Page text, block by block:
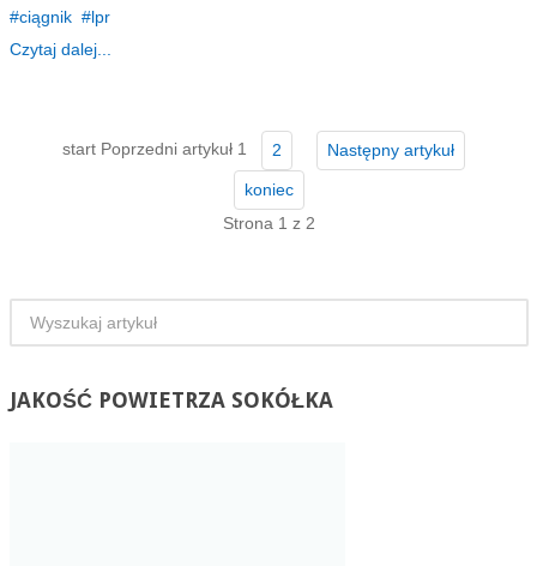
ciągnik
lpr
Czytaj dalej...
start Poprzedni artykuł 1 2 Następny artykuł
koniec
Strona 1 z 2
JAKOŚĆPOWIETRZA SOKÓŁKA